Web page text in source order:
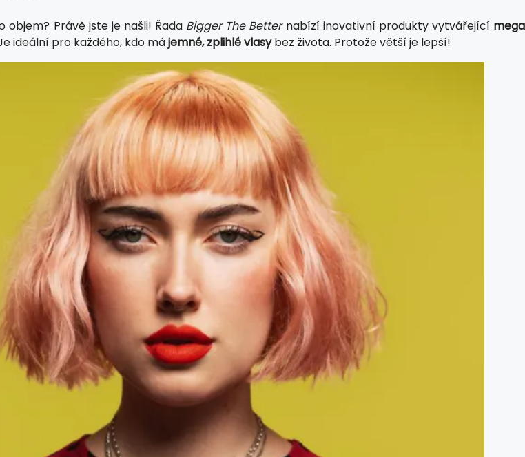
Právě jste je našli! Řada Bigger The Betternabízí inovativní produkty vytvářející mega
ideální pro každého, kdo májemné, zplihlé vlasybez života. Protože větší je lepší!